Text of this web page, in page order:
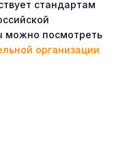
стандартам
можно посмотреть
организации